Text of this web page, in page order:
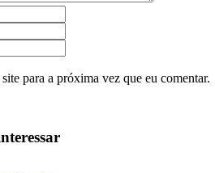
para a próxima vez que eu comentar.